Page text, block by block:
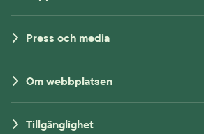
Press och media
Om webbplatsen
Tillgänglighet